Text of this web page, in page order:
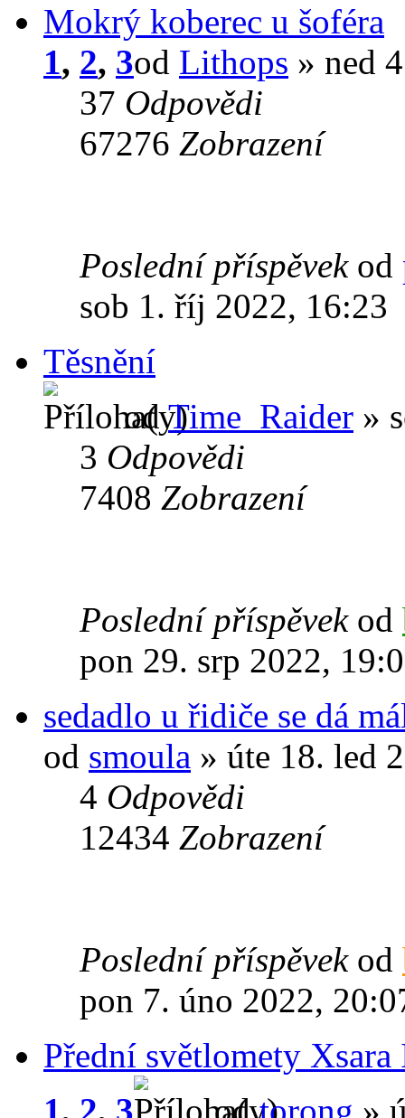
Mokrý koberec u šoféra
1, 2, 3od Lithops » ned
37 Odpovědi
67276 Zobrazení
Poslední příspěvek od
sob 1. říj 2022, 16:23
Těsnění
odTime_Raider »
3 Odpovědi
7408 Zobrazení
Poslední příspěvek od
pon 29. srp 2022,
sedadlo u řidiče se dá
od smoula » úte 18. led
4 Odpovědi
12434 Zobrazení
Poslední příspěvek od
pon 7. úno 2022,
Přední světlomety Xsara
1 , 2, 3 odtorong »